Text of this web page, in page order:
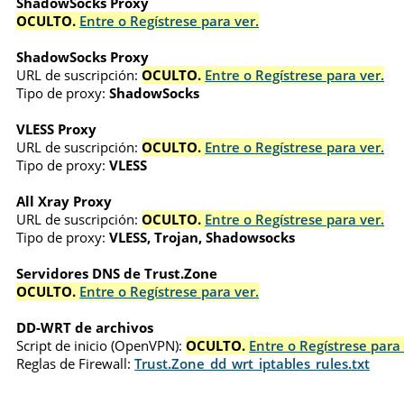
OCULTO. Entre o Regístrese para ver.
ShadowSocks Proxy
URL de suscripción: OCULTO. Entre o Regístrese para ver.
Tipo de proxy: ShadowSocks
VLESS Proxy
URL de suscripción: OCULTO. Entre o Regístrese para ver.
Tipo de proxy: VLESS
All Xray Proxy
URL de suscripción: OCULTO. Entre o Regístrese para ver.
Tipo de proxy: VLESS, Trojan, Shadowsocks
Servidores DNS de Trust.Zone
OCULTO. Entre o Regístrese para ver.
DD-WRT de archivos
Script de inicio (OpenVPN): OCULTO. Entre o Regístrese
Reglas de Firewall: Trust.Zone_dd_wrt_iptables_rules.txt